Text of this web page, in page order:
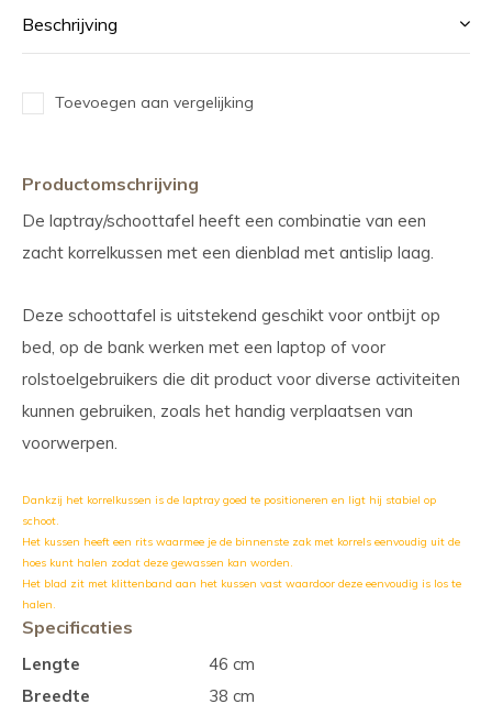
Beschrijving
Toevoegen aan vergelijking
Productomschrijving
De laptray/schoottafel heeft een combinatie van een
zacht korrelkussen met een dienblad met antislip laag.
Deze schoottafel is uitstekend geschikt voor ontbijt op
bed, op de bank werken met een laptop of voor
rolstoelgebruikers die dit product voor diverse activiteiten
kunnen gebruiken, zoals het handig verplaatsen van
voorwerpen.
Dankzij het korrelkussen is de laptray goed te positioneren en ligt hij stabiel op
schoot.
Het kussen heeft een rits waarmee je de binnenste zak met korrels eenvoudig uit de
hoes kunt halen zodat deze gewassen kan worden.
Het blad zit met klittenband aan het kussen vast waardoor deze eenvoudig is los te
halen.
Specificaties
Lengte
46 cm
Breedte
38 cm